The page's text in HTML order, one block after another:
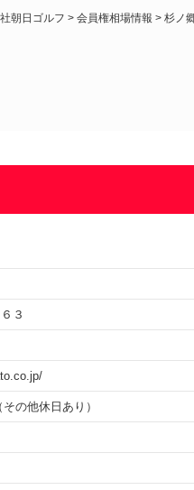
朝日ゴルフ > 会員権相場情報 > 杉ノ
３
の他休日あり）